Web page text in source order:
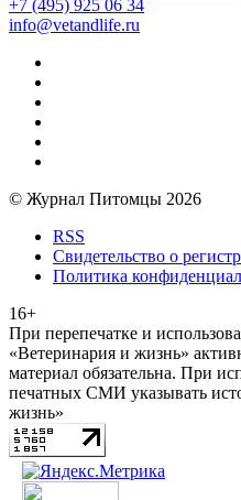
+7 (495) 925 06 34
info@vetandlife.ru
© Журнал Питомцы 2026
RSS
Свидетельство о
Политика
16+
При перепечатке и
«Ветеринария и жизнь»
материал обязательна. При
печатных СМИ указывать
жизнь»